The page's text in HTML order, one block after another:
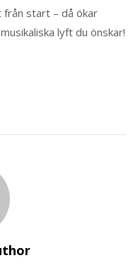
från start – då ökar
lyft du önskar!